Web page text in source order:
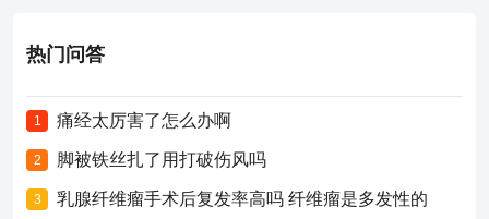
热门问答
1 痛经太厉害了怎么办啊
2 脚被铁丝扎了用打破伤风吗
3 乳腺纤维瘤手术后复发率高吗 纤维瘤是多发性的